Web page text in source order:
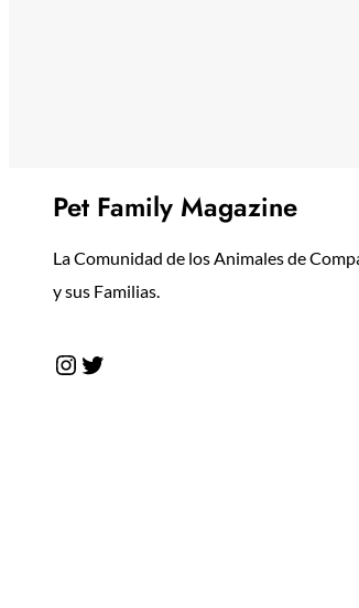
Pet Family Magazine
La Comunidad de los Animales de
y sus Familias.
Instagram Twitter